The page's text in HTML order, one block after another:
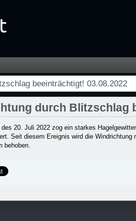
03.08.2022 -
beeinträchtigt! 03.08.2022
durch Blitzschlag
des 20. Juli 2022 zog ein starkes
Seit diesem Ereignis wird die
behoben.